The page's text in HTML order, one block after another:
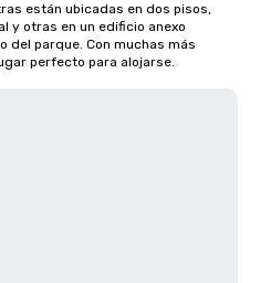
están ubicadas en dos pisos,
y otras en un edificio anexo
parque. Con muchas más
perfecto para alojarse.